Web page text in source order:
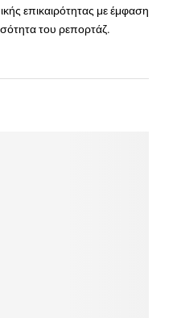
επικαιρότητας με έμφαση
του ρεπορτάζ.